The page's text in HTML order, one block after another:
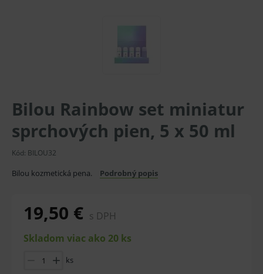
Bilou Rainbow set miniatur
sprchových pien, 5 x 50 ml
Kód: BILOU32
Bilou kozmetická pena. Podrobný popis
19,50 € s DPH
Skladom viac ako 20 ks
ks